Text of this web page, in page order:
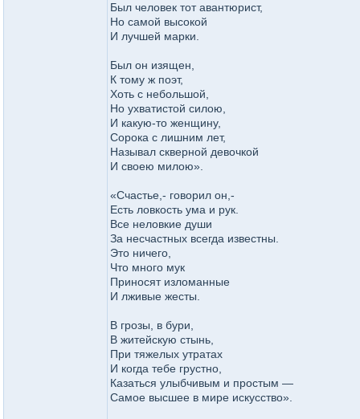
Был человек тот авантюрист,
Но самой высокой
И лучшей марки.
Был он изящен,
К тому ж поэт,
Хоть с небольшой,
Но ухватистой силою,
И какую-то женщину,
Сорока с лишним лет,
Называл скверной девочкой
И своею милою».
«Счастье,- говорил он,-
Есть ловкость ума и рук.
Все неловкие души
За несчастных всегда известны.
Это ничего,
Что много мук
Приносят изломанные
И лживые жесты.
В грозы, в бури,
В житейскую стынь,
При тяжелых утратах
И когда тебе грустно,
Казаться улыбчивым и простым —
Самое высшее в мире искусство».